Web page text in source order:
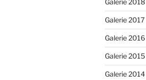
Galerie 2018
Galerie 2017
Galerie 2016
Galerie 2015
Galerie 2014